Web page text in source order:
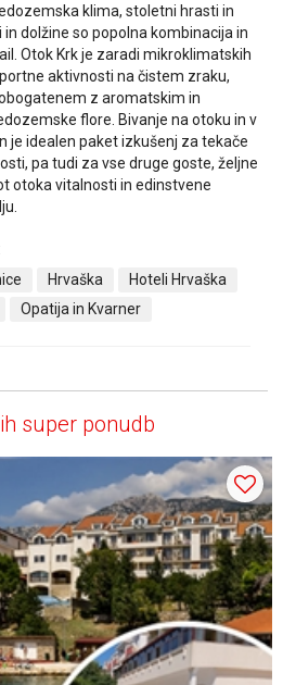
klima, stoletni hrasti in
dolžine so popolna kombinacija in
Otok Krk je zaradi mikroklimatskih
aktivnosti na čistem zraku,
z aromatskim in
flore. Bivanje na otoku in v
je idealen paket izkušenj za tekače
pa tudi za vse druge goste, željne
otoka vitalnosti in edinstvene
Hrvaška
Hoteli Hrvaška
Opatija in Kvarner
super ponudb